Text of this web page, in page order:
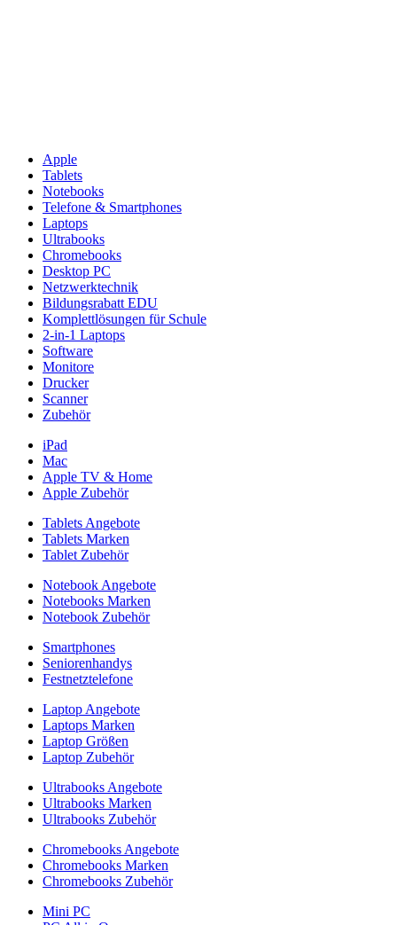
Apple
Tablets
Notebooks
Telefone & Smartphones
Laptops
Ultrabooks
Chromebooks
Desktop PC
Netzwerktechnik
Bildungsrabatt EDU
Komplettlösungen für Schule
2-in-1 Laptops
Software
Monitore
Drucker
Scanner
Zubehör
iPad
Mac
Apple TV & Home
Apple Zubehör
Tablets Angebote
Tablets Marken
Tablet Zubehör
Notebook Angebote
Notebooks Marken
Notebook Zubehör
Smartphones
Seniorenhandys
Festnetztelefone
Laptop Angebote
Laptops Marken
Laptop Größen
Laptop Zubehör
Ultrabooks Angebote
Ultrabooks Marken
Ultrabooks Zubehör
Chromebooks Angebote
Chromebooks Marken
Chromebooks Zubehör
Mini PC